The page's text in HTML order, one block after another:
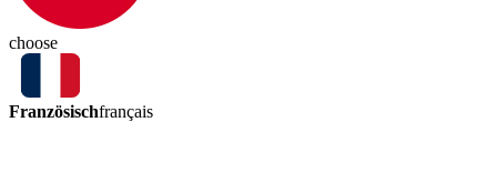
choose
Französischfrançais